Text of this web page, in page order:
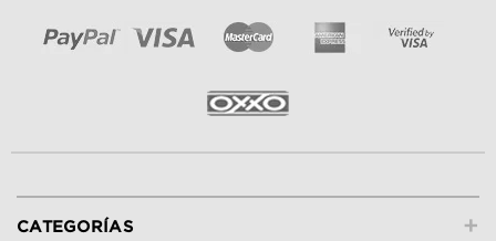
+
CATEGORÍAS